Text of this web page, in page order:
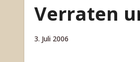
Verraten
3. Juli 2006